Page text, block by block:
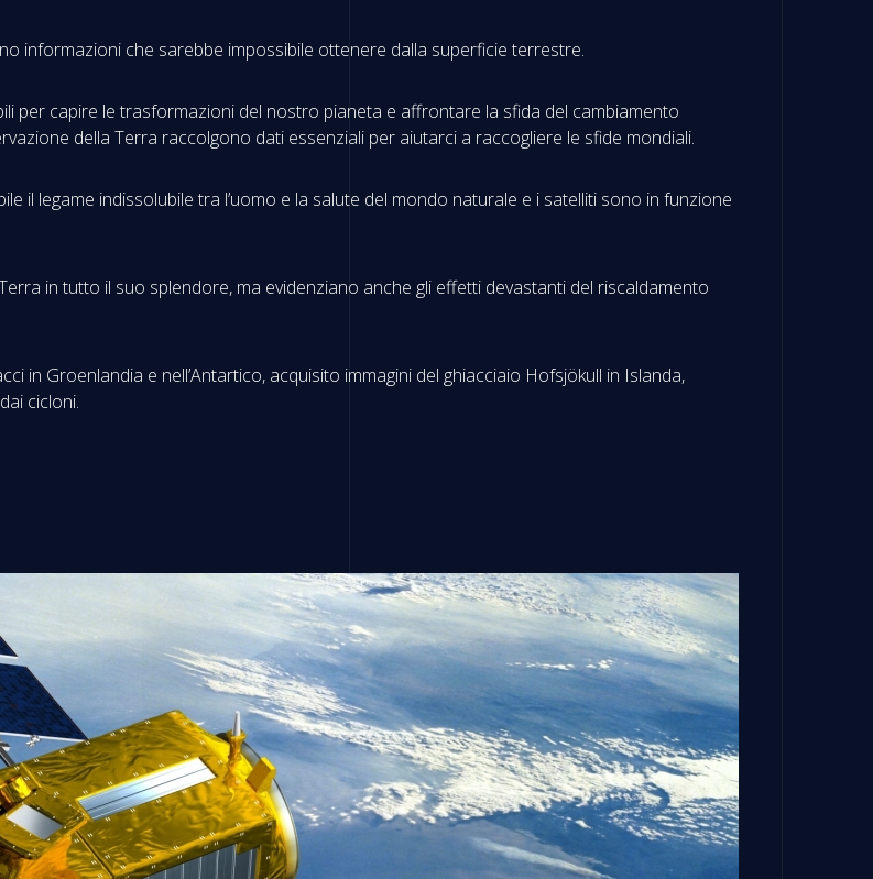
informazioni che sarebbe impossibile ottenere dalla superficie terrestre.
per capire le trasformazioni del nostro pianeta e affrontare la sfida del cambiamento
della Terra raccolgono dati essenziali per aiutarci a raccogliere le sfide mondiali.
il legame indissolubile tra l’uomo e la salute del mondo naturale e i satelliti sono in funzione
in tutto il suo splendore, ma evidenziano anche gli effetti devastanti del riscaldamento
in Groenlandia e nell’Antartico, acquisito immagini del ghiacciaio Hofsjökull in Islanda,
cicloni.